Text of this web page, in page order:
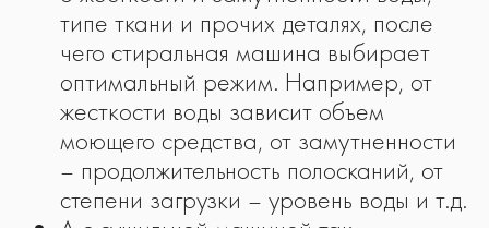
типе ткани и прочих деталях, после
чего стиральная машина выбирает
оптимальный режим. Например, от
жесткости воды зависит объем
моющего средства, от замутненности
– продолжительность полосканий, от
степени загрузки – уровень воды и т.д.